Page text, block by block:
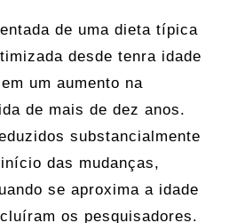
de uma dieta típica
desde tenra idade
um aumento na
de mais de dez anos.
substancialmente
das mudanças,
se aproxima a idade
os pesquisadores.